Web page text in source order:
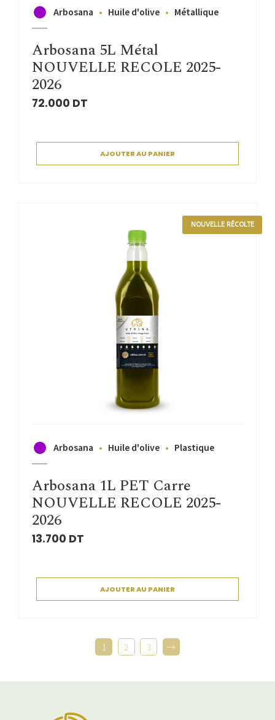
Arbosana Huile d'olive Métallique
Arbosana 5L Métal
NOUVELLE RECOLE 2025-
2026
72.000 DT
AJOUTER AU PANIER
NOUVELLE RÉCOLTE
Arbosana Huile d'olive Plastique
Arbosana 1L PET Carre
NOUVELLE RECOLE 2025-
2026
13.700 DT
AJOUTER AU PANIER
1 2 3 →